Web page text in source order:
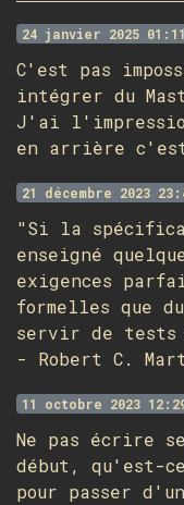
24 janvier 2025 01:11
C'est pas
intégrer du
J'ai
en arrière
21 décembre 2023
"Si la
enseigné
exigences
formelles que
servir de tests
- Robert C.
11 octobre 2023
Ne pas écrire
début, qu'est-
pour passer